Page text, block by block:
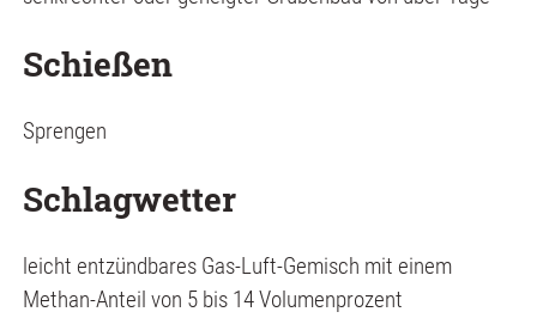
Schießen
Sprengen
Schlagwetter
leicht entzündbares Gas-Luft-Gemisch mit einem
Methan-Anteil von 5 bis 14 Volumenprozent